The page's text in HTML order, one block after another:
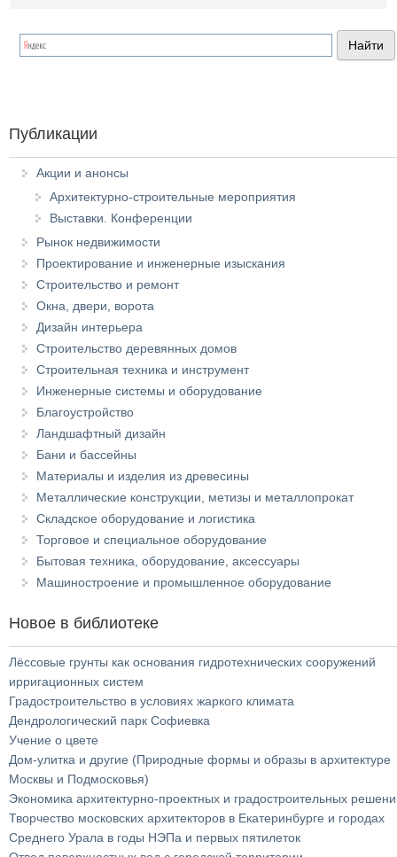
Публикации
Акции и анонсы
Архитектурно-строительные мероприятия
Выставки. Конференции
Рынок недвижимости
Проектирование и инженерные изыскания
Строительство и ремонт
Окна, двери, ворота
Дизайн интерьера
Строительство деревянных домов
Строительная техника и инструмент
Инженерные системы и оборудование
Благоустройство
Ландшафтный дизайн
Бани и бассейны
Материалы и изделия из древесины
Металлические конструкции, метизы и металлопрокат
Складское оборудование и логистика
Торговое и специальное оборудование
Бытовая техника, оборудование, аксессуары
Машиностроение и промышленное оборудование
Новое в библиотеке
Лёссовые грунты как основания гидротехнических сооружений
ирригационных систем
Градостроительство в условиях жаркого климата
Дендрологический парк Софиевка
Учение о цвете
Дом-улитка и другие (Природные формы и образы в архитектуре
Москвы и Подмосковья)
Экономика архитектурно-проектных и градостроительных
Творчество московских архитекторов в Екатеринбурге и городах
Среднего Урала в годы НЭПа и первых пятилеток